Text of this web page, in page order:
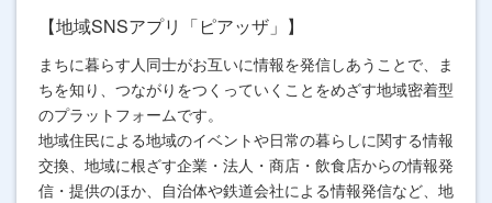
【地域SNSアプリ「ピアッザ」】
まちに暮らす人同士がお互いに情報を発信しあうことで、ま
ちを知り、つながりをつくっていくことをめざす地域密着型
のプラットフォームです。
地域住民による地域のイベントや日常の暮らしに関する情報
交換、地域に根ざす企業・法人・商店・飲食店からの情報発
信・提供のほか、自治体や鉄道会社による情報発信など、地